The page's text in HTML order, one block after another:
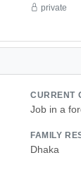
private
CURRENT
Job in a
FAMILY
Dhaka